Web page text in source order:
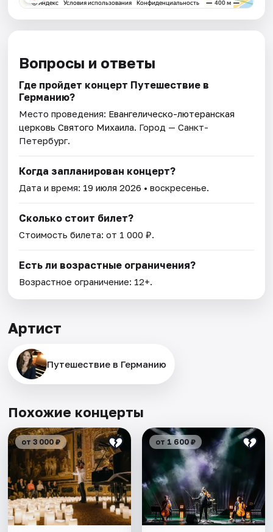
Вопросы и ответы
Где пройдет концерт Путешествие в
Германию?
Место проведения: Евангелическо-лютеранская
церковь Святого Михаила. Город — Санкт-
Петербург.
Когда запланирован концерт?
Дата и время: 19 июля 2026 • воскресенье.
Сколько стоит билет?
Стоимость билета: от 1 000 ₽.
Есть ли возрастные ограничения?
Возрастное ограничение: 12+.
Артист
Путешествие в Германию
Похожие концерты
от 3 000 ₽ от 1 600 ₽